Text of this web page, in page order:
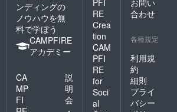
ンディングの
ノウハウを無
料で学ぼう
CAMPFIRE
アカデミー
CA
MP
FI
説
明
会
RE
Crea
tion
CAM
PFI
RE
for
Soci
al
合わせ
各種規定
利用規
約
細則
プライ
バシー